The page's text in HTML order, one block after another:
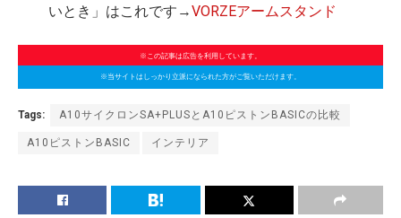
いとき」はこれです→VORZEアームスタンド
※この記事は広告を利用しています。
※当サイトはしっかり立派になられた方がご覧いただけます。
Tags: A10サイクロンSA+PLUSとA10ピストンBASICの比較
A10ピストンBASIC インテリア